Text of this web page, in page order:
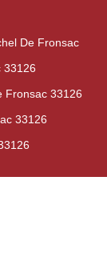
De Fronsac
33126
Fronsac 33126
33126